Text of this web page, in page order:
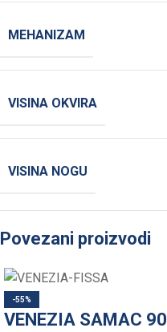
MEHANIZAM
VISINA OKVIRA
VISINA NOGU
Povezani proizvodi
-55%
VENEZIA SAMAC 90